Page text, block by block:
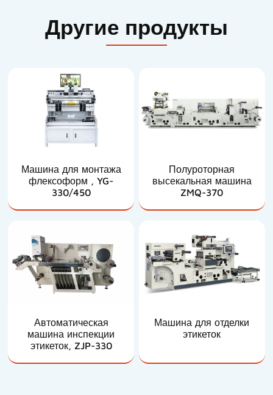
Другие продукты
Машина для монтажа
флексоформ , YG-
330/450
Полуроторная
высекальная машина
ZMQ-370
Автоматическая
машина инспекции
этикеток, ZJP-330
Машина для отделки
этикеток